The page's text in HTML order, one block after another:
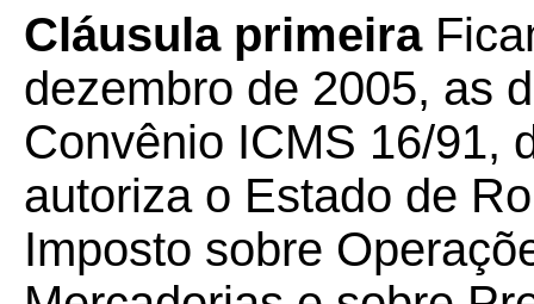
Cláusula primeira
dezembro de 2005, as
Convênio ICMS 16/91,
autoriza o Estado de
Imposto sobre